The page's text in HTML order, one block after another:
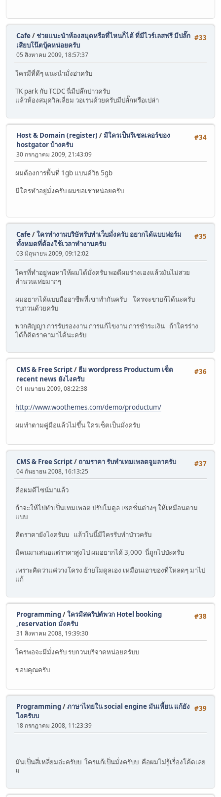
#33
Cafe/ ช่วยแนะนำห้องสมุดหรือที่ไหนก็ได้ ที่มีไวร์เลสฟรี มีปลั๊ก
เสียบโน๊ตบุ้คหน่อยครับ
05 สิงหาคม 2009, 18:57:37
ใครมีที่ดีๆ แนะนำมั่งอ่าครับ
TK park กับ TCDC นี่มีปล๊กป่าวครับ
แล้วห้องสมุดวิลเลี่ยม วอเรนด้วยครับมีปลั๊กหรือเปล่า
#34
Host & Domain (register) / มีใครเป็นรีเซลเลอร์ของ
hostgator บ้างครับ
30 กรกฎาคม 2009, 21:43:09
ผมต้องการพื้นที่ 1gb แบนด์วิธ 5gb
มีใครทำอยู่มั่งครับ ผมขอเช่าหน่อยครับ
#35
Cafe/ใครทำงานบริษัทรับทำเว็บมั่งครับ อยากได้แบบฟอร์ม
ทั้งหมดที่ต้องใช้เวลาทำงานครับ
03 มิถุนายน 2009, 09:12:02
ใครที่ทำอยู่พอหาให้ผมได้มั่งครับ พอดีผมร่างเองแล้วมันไม่สวย
สำนวนเห่ยมากๆ
ผมอยากได้แบบมืออาชีพที่เขาทำกันครับ ใครจะขายก้ได้นะครับ
รบกวนด้วยครับ
พวกสัญญา การรับรองงาน การแก้ไขงาน การชำระเงิน ถ้าใครร่าง
ได้ก็คิดราคามาได้นะครับ
#36
CMS & Free Script/ ธีม wordpress Productum เซ็ต
recent news ยังไงครับ
01 เมษายน 2009, 08:22:38
http://www.woothemes.com/demo/productum/
ผมทำตามคู่มือแล้วไม่ขึ้น ใครเซ็ตเป็นมั่งครับ
#37
CMS & Free Script/ ถามราคา รับทำเทมเพลตจูมลาครับ
04 กันยายน 2008, 16:13:25
คือผมดีไซน์มาแล้ว
ถ้าจะให้ไปทำเป็นเทมเพลต ปรับโมดูล เซคชั่นต่างๆ ให้เหมือนตาม
แบบ
คิดราคายังไงครับบ แล้วในนี้มีใครรับทำป่าวครับ
มีคนมาเสนอแต่ราคาสูงไป ผมอยากได้ 3,000 นี่ถูกไปป่ะครับ
เพราะคิดว่าแค่วางโครง ย้ายโมดูลเอง เหมือนเอาของที่โหลดๆ มาไป
แก้
#38
Programming/ใครมีสคริปต์พวก Hotel booking
,reservation มั่งครับ
31 สิงหาคม 2008, 19:39:30
ใครพอจะมีมั่งครับ รบกวนบริจาคหน่อยครับบ
ขอบคุณครับ
#39
Programming/ภาษาไทยใน social engine มันเพี้ยน แก้ยัง
ไงครับบ
18 กรกฎาคม 2008, 11:23:39
มันเป็นสี่เหลี่ยมอ่ะครับบ ใครแก้เป็นมั่งครับบ คือผมไม่รู้เรื่องโค้ดเลย
ย